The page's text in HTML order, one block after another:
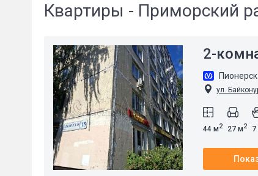
Квартиры - Приморский
2-
ул.
44 м2 27 м2 7